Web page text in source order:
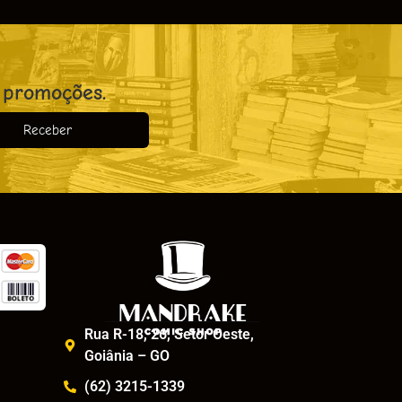
Receber
Rua R-18, 26, Setor Oeste,
Goiânia – GO
(62) 3215-1339